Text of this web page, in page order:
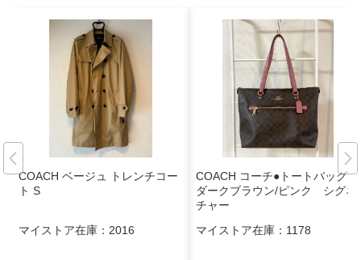
COACH ベージュ トレンチコー
ト S
マイストア在庫： 2016
COACH コーチ●トートバッグ●
ダークブラウン/ピンク シグネ
チャー
マイストア在庫： 1178